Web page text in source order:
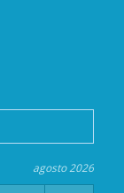
agosto 2026